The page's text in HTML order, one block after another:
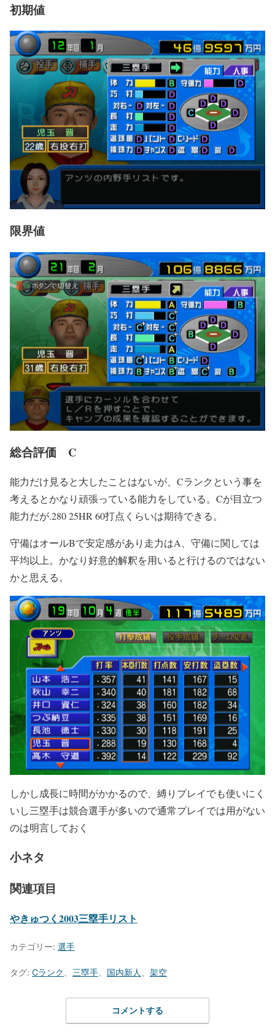
初期値
限界値
総合評価 C
能力だけ見ると大したことはないが、Cランクという事を
考えるとかなり頑張っている能力をしている。Cが目立つ
能力だが.280 25HR 60打点くらいは期待できる。
守備はオールBで安定感があり走力はA、守備に関しては
平均以上。かなり好意的解釈を用いると行けるのではない
かと思える。
しかし成長に時間がかかるので、縛りプレイでも使いにく
いし三塁手は競合選手が多いので通常プレイでは用がない
のは明言しておく
小ネタ
関連項目
やきゅつく2003三塁手リスト
カテゴリー: 選手
タグ: Cランク 三塁手 国内新人 架空
コメントする